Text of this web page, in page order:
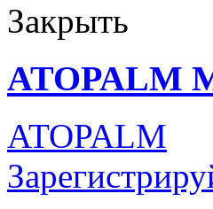
Закрыть
ATOPALM
ATOPALM